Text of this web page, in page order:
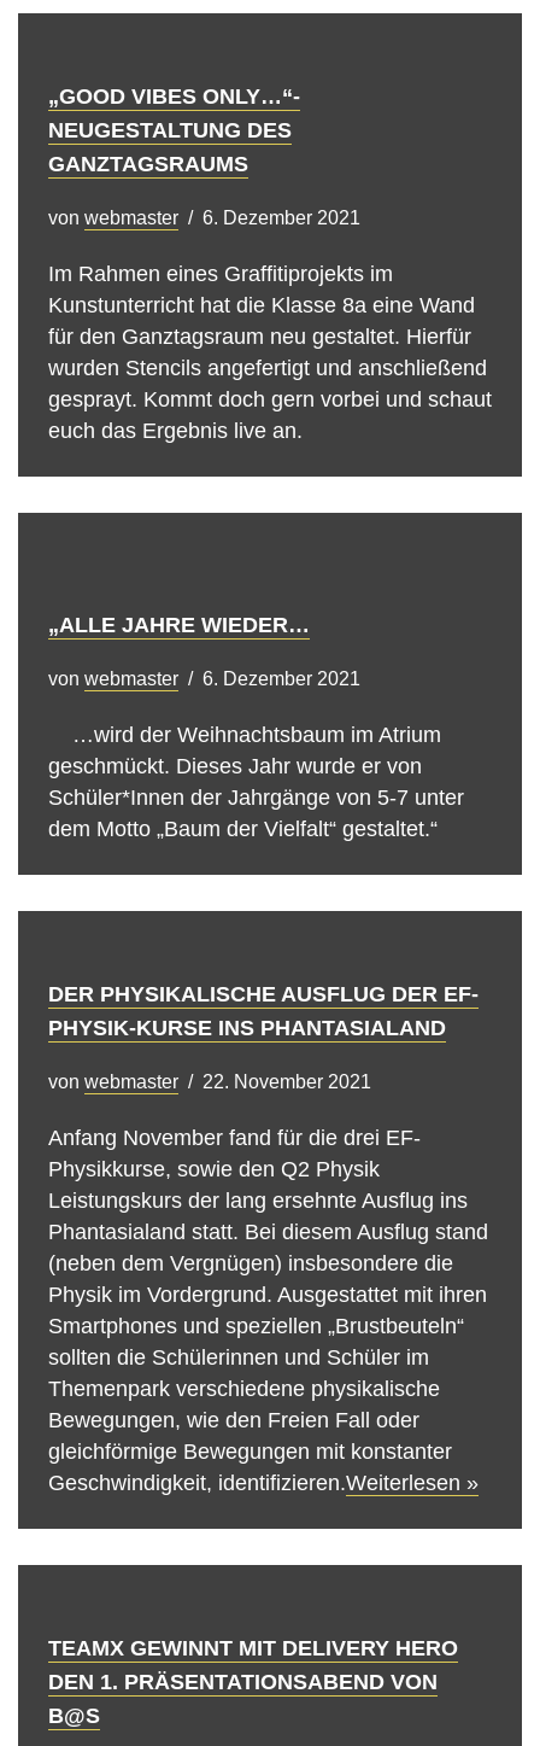
„GOOD VIBES ONLY…“-
NEUGESTALTUNG DES
GANZTAGSRAUMS
von webmaster 6. Dezember 2021
Im Rahmen eines Graffitiprojekts im
Kunstunterricht hat die Klasse 8a eine Wand
für den Ganztagsraum neu gestaltet. Hierfür
wurden Stencils angefertigt und anschließend
gesprayt. Kommt doch gern vorbei und schaut
euch das Ergebnis live an.
„ALLE JAHRE WIEDER…
von webmaster 6. Dezember 2021
…wird der Weihnachtsbaum im Atrium
geschmückt. Dieses Jahr wurde er von
Schüler*Innen der Jahrgänge von 5-7 unter
dem Motto „Baum der Vielfalt“ gestaltet.“
DER PHYSIKALISCHE AUSFLUG DER EF-
PHYSIK-KURSE INS PHANTASIALAND
von webmaster 22. November 2021
Anfang November fand für die drei EF-
Physikkurse, sowie den Q2 Physik
Leistungskurs der lang ersehnte Ausflug ins
Phantasialand statt. Bei diesem Ausflug stand
(neben dem Vergnügen) insbesondere die
Physik im Vordergrund. Ausgestattet mit ihren
Smartphones und speziellen „Brustbeuteln“
sollten die Schülerinnen und Schüler im
Themenpark verschiedene physikalische
Bewegungen, wie den Freien Fall oder
gleichförmige Bewegungen mit konstanter
Geschwindigkeit, identifizieren.Weiterlesen »
TEAMX GEWINNT MIT DELIVERY HERO
DEN 1. PRÄSENTATIONSABEND VON
B@S